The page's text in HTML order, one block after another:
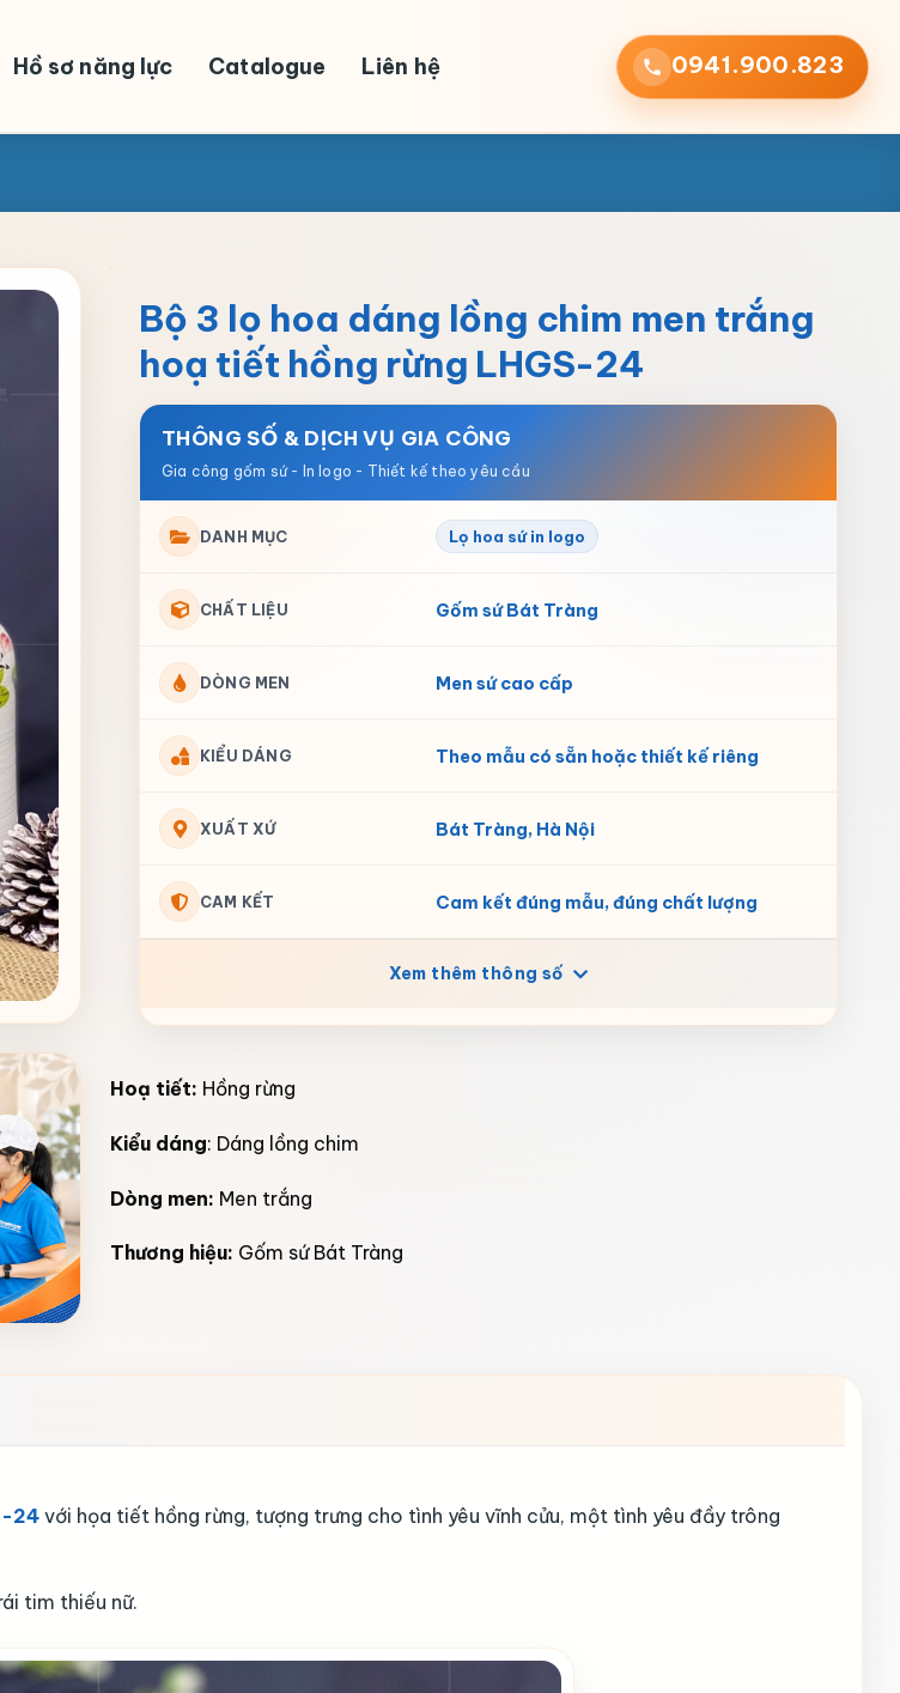
Hồ sơ năng lực Catalogue Liên hệ 0941.900.823
Bộ 3 lọ hoa dáng lồng chim men trắng
hoạ tiết hồng rừng LHGS-24
THÔNG SỐ & DỊCH VỤ GIA CÔNG
DANH MỤC Lọ hoa sứ in logo
CHẤT LIỆU Gốm sứ Bát Tràng
DÒNG MEN Men sứ cao cấp
KIỂU DÁNG Theo mẫu có sẵn hoặc thiết kế riêng
XUẤT XỨ Bát Tràng, Hà Nội
CAM KẾT Cam kết đúng mẫu, đúng chất lượng
Xem thêm thông số
Hoạ tiết: Hồng rừng
Kiểu dáng: Dáng lồng chim
Dòng men: Men trắng
Thương hiệu: Gốm sứ Bát Tràng
24 với họa tiết hồng rừng, tượng trưng cho tình yêu vĩnh cửu, một tình yêu đầy trông
tim thiếu nữ.